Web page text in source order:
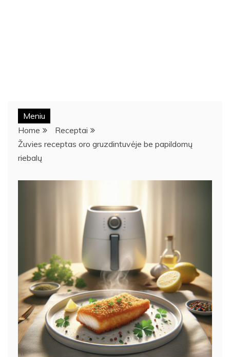
Meniu
Home
Receptai
Žuvies receptas oro gruzdintuvėje be papildomų
riebalų